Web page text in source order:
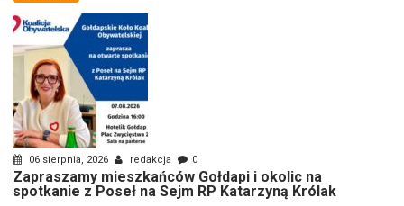
06 sierpnia, 2026 redakcja 0
Zapraszamy mieszkańców Gołdapi i okolic na
spotkanie z Poseł na Sejm RP Katarzyną Królak